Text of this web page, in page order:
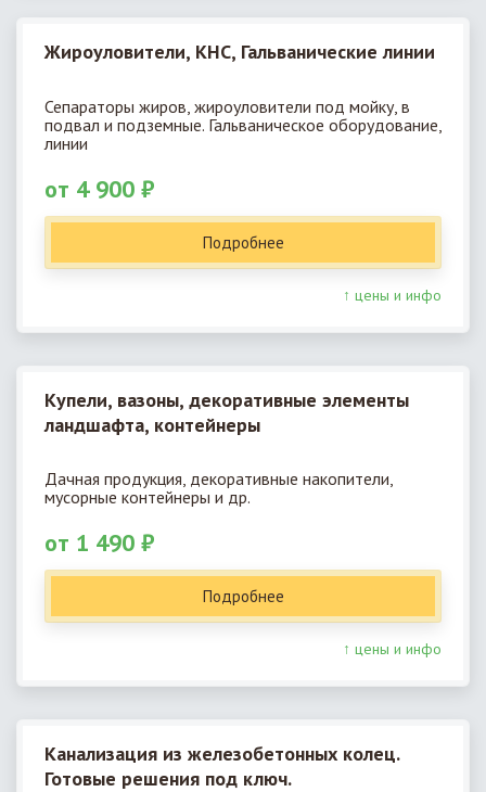
Жироуловители, КНС, Гальванические линии
Сепараторы жиров, жироуловители под мойку, в
подвал и подземные. Гальваническое оборудование,
линии
от 4 900 ₽
Подробнее
↑ цены и инфо
Купели, вазоны, декоративные элементы
ландшафта, контейнеры
Дачная продукция, декоративные накопители,
мусорные контейнеры и др.
от 1 490 ₽
Подробнее
↑ цены и инфо
Канализация из железобетонных колец.
Готовые решения под ключ.